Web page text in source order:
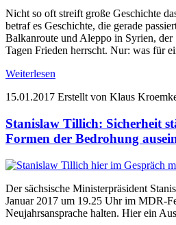
Nicht so oft streift große Geschichte
betraf es Geschichte, die gerade
Balkanroute und Aleppo in Syrien, der
Tagen Frieden herrscht. Nur: was für
Weiterlesen
15.01.2017 Erstellt von Klaus
Stanislaw Tillich: Sicherheit
Formen der Bedrohung
Der sächsische Ministerpräsident
Januar 2017 um 19.25 Uhr im MDR-
Neujahrsansprache halten. Hier ein